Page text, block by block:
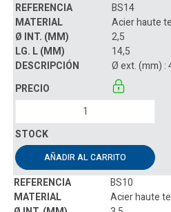
BS14
Acier haute
2,5
14,5
Ø ext. (mm) :
AÑADIR AL CARRITO
BS10
Acier haute